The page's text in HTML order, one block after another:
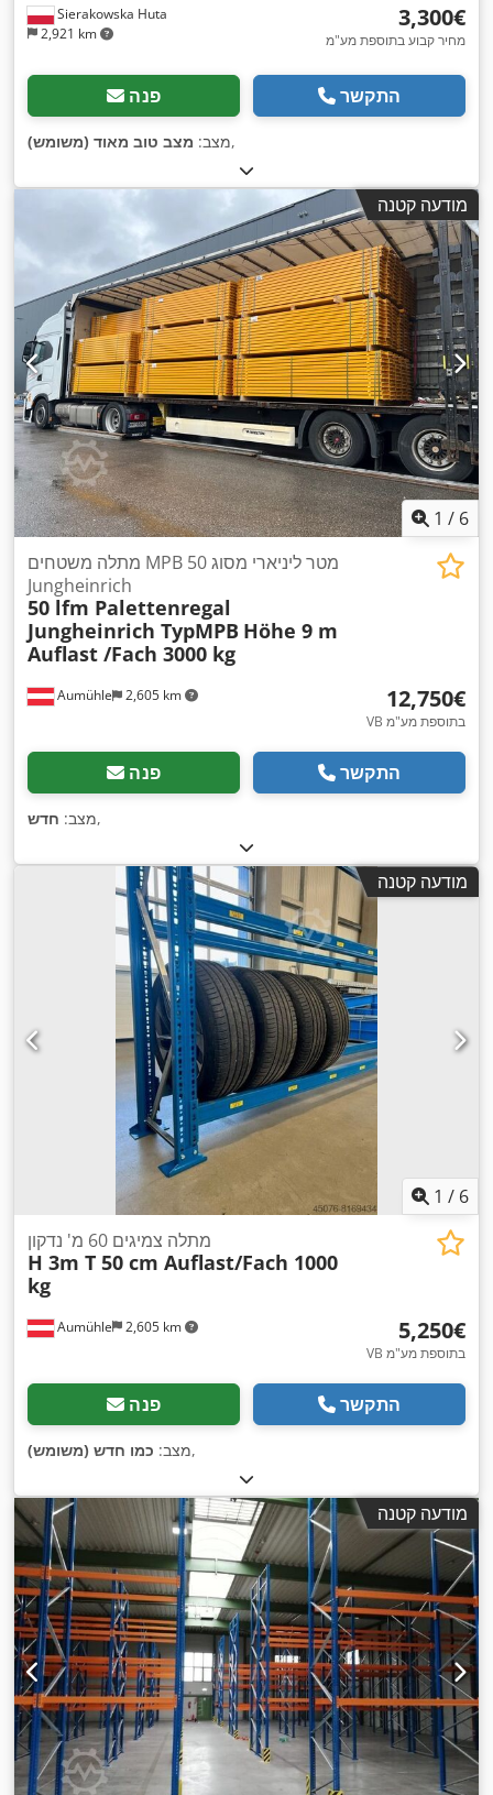
Sierakowska Huta
2,921 km
‏3,300 ‏€
מחיר קבוע בתוספת מע"מ
פנה התקשר
מצב: מצב טוב מאוד (משומש) ,
מודעה קטנה
1 / 6
Aumühle 2,605 km
מתלה משטחים MPB 50 מטר ליניארי מסוג
Jungheinrich
50 lfm Palettenregal
Jungheinrich TypMPB Höhe 9 m
Auflast /Fach 3000 kg
‏12,750 ‏€
VB בתוספת מע"מ
פנה התקשר
מצב: חדש ,
מודעה קטנה
1 / 6
Aumühle 2,605 km
מתלה צמיגים 60 מ' נדקון
H 3m T 50 cm Auflast/Fach 1000
kg
‏5,250 ‏€
VB בתוספת מע"מ
פנה התקשר
מצב: כמו חדש (משומש) ,
מודעה קטנה